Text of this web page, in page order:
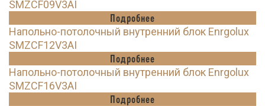
SMZCF09V3AI
Подробнее
Напольно-потолочный внутренний блок Enrgolux
SMZCF12V3AI
Подробнее
Напольно-потолочный внутренний блок Enrgolux
SMZCF16V3AI
Подробнее